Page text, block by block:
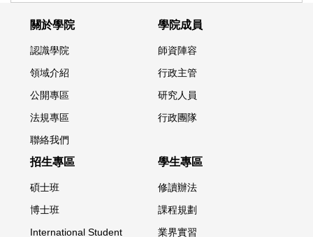
關於學院
認識學院
領域介紹
公開專區
法規專區
聯絡我們
學院成員
師資陣容
行政主管
研究人員
行政團隊
招生專區
碩士班
博士班
International Student
學生專區
修讀辦法
課程規劃
業界實習